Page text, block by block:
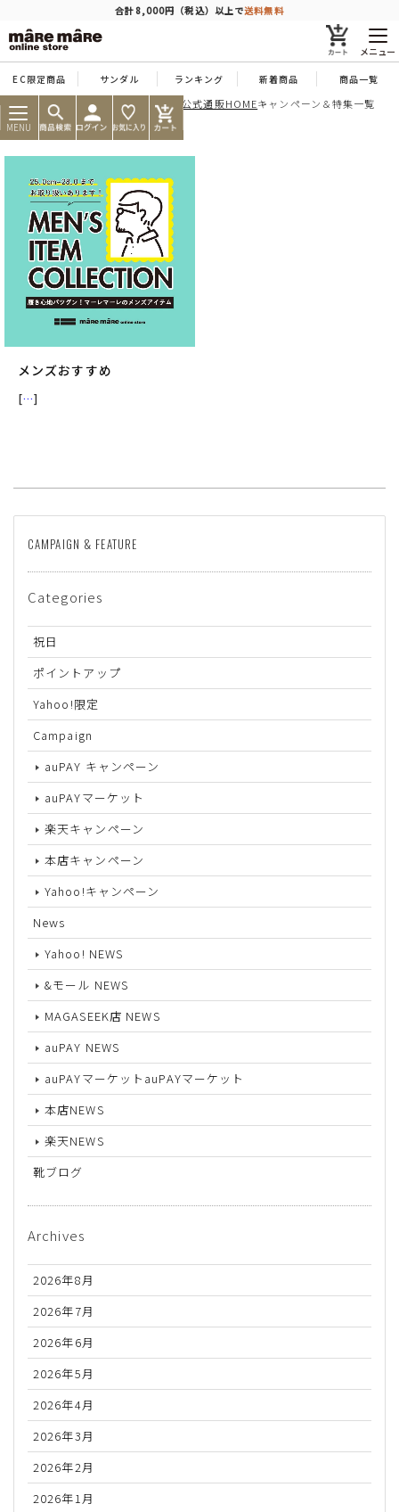
合計8,000円（税込）以上で送料無料
メニュー
EC限定商品 サンダル ランキング 新着商品 商品一覧
MENU
痛くならない靴ならマーレマーレ公式通販HOMEキャンペーン＆特集一覧
メンズおすすめ
[…]
CAMPAIGN & FEATURE
Categories
祝日
ポイントアップ
Yahoo!限定
Campaign
auPAY キャンペーン
auPAYマーケット
楽天キャンペーン
本店キャンペーン
Yahoo!キャンペーン
News
Yahoo! NEWS
&モール NEWS
MAGASEEK店 NEWS
auPAY NEWS
auPAYマーケットauPAYマーケット
本店NEWS
楽天NEWS
靴ブログ
Archives
2026年8月
2026年7月
2026年6月
2026年5月
2026年4月
2026年3月
2026年2月
2026年1月
商品を探す
人気ワード #コンフォート #パンプス #スニーカー #ブーツ
カテゴリー
特徴
ブランド
カラー
ヒールの高さ